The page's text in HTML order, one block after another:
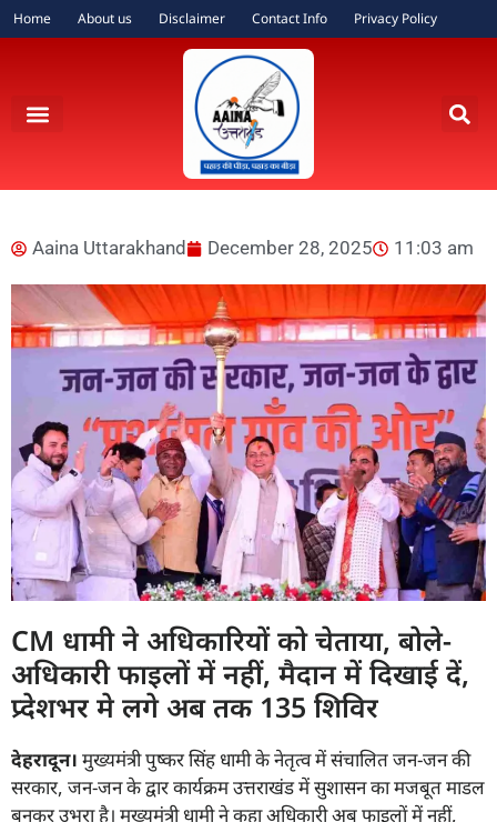
Home About us Disclaimer Contact Info Privacy Policy
Aaina Uttarakhand December 28, 2025 11:03 am
CM धामी ने अधिकारियों को चेताया, बोले-
अधिकारी फाइलों में नहीं, मैदान में दिखाई दें,
प्र्देशभर मे लगे अब तक 135 शिविर
देहरादून। मुख्यमंत्री पुष्कर सिंह धामी के नेतृत्व में संचालित जन-जन की
सरकार, जन-जन के द्वार कार्यक्रम उत्तराखंड में सुशासन का मजबूत माडल
बनकर उभरा है। मुख्यमंत्री धामी ने कहा अधिकारी अब फाइलों में नहीं,